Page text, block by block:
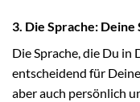
3. Die Sprache:
Die Sprache, die Du in
entscheidend für
aber auch persönlich